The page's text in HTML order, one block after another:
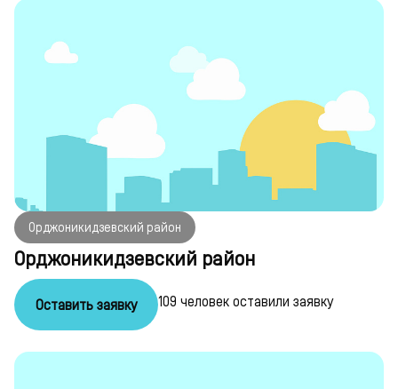
Орджоникидзевский район
Орджоникидзевский район
Оставить заявку 109 человек оставили заявку